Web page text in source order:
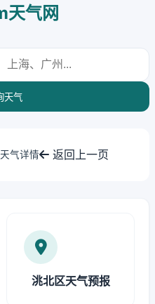
天气网
天气
气详情 返回上一页
洮北区天气预报